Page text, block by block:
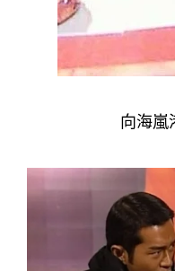
向海嵐